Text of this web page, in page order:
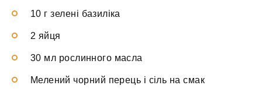
10 г зелені базиліка
2 яйця
30 мл рослинного масла
Мелений чорний перець і сіль на смак